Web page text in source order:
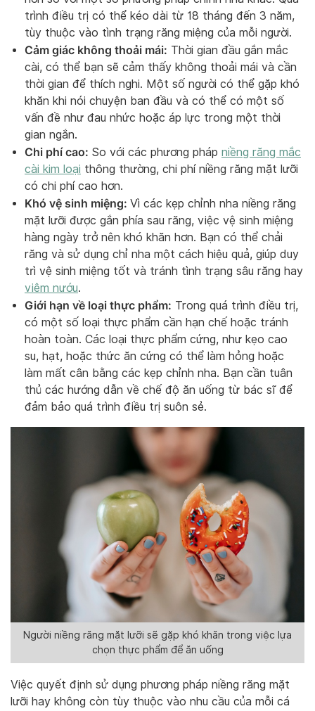
trình điều trị có thể kéo dài từ 18 tháng đến 3 năm,
tùy thuộc vào tình trạng răng miệng của mỗi người.
Cảm giác không thoải mái: Thời gian đầu gắn mắc
cài, có thể bạn sẽ cảm thấy không thoải mái và cần
thời gian để thích nghi. Một số người có thể gặp khó
khăn khi nói chuyện ban đầu và có thể có một số
vấn đề như đau nhức hoặc áp lực trong một thời
gian ngắn.
Chi phí cao: So với các phương pháp niềng răng mắc
cài kim loại thông thường, chi phí niềng răng mặt lưỡi
có chi phí cao hơn.
Khó vệ sinh miệng: Vì các kẹp chỉnh nha niềng răng
mặt lưỡi được gắn phía sau răng, việc vệ sinh miệng
hàng ngày trở nên khó khăn hơn. Bạn có thể chải
răng và sử dụng chỉ nha một cách hiệu quả, giúp duy
trì vệ sinh miệng tốt và tránh tình trạng sâu răng hay
viêm nướu.
Giới hạn về loại thực phẩm: Trong quá trình điều trị,
có một số loại thực phẩm cần hạn chế hoặc tránh
hoàn toàn. Các loại thực phẩm cứng, như kẹo cao
su, hạt, hoặc thức ăn cứng có thể làm hỏng hoặc
làm mất cân bằng các kẹp chỉnh nha. Bạn cần tuân
thủ các hướng dẫn về chế độ ăn uống từ bác sĩ để
đảm bảo quá trình điều trị suôn sẻ.
Người niềng răng mặt lưỡi sẽ gặp khó khăn trong việc lựa
chọn thực phẩm để ăn uống
Việc quyết định sử dụng phương pháp niềng răng mặt
lưỡi hay không còn tùy thuộc vào nhu cầu của mỗi cá